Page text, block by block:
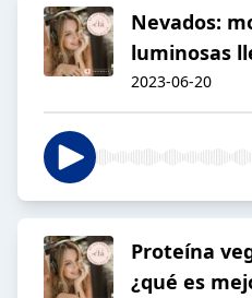
Nevados:
luminosas
2023-06-20
Proteína
¿qué es